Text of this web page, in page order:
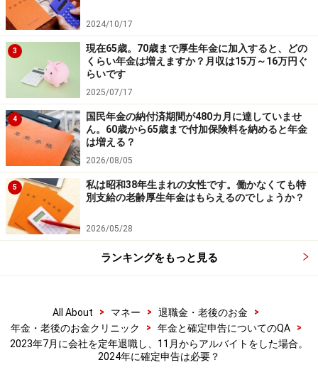
2024/10/17
3
現在65歳。70歳まで厚生年金に加入すると、どの
くらい年金は増えますか？月収は15万～16万円ぐ
らいです
2025/07/17
4
国民年金の納付済期間が480カ月に達していませ
ん。60歳から65歳まで付加保険料を納めると年金
は増える？
2026/08/05
5
私は昭和38年生まれの女性です。働かなくても特
別支給の老齢厚生年金はもらえるのでしょうか？
2026/05/28
ランキングをもっと見る
All About > マネー > 退職金・老後のお金
>
年金・老後のお金クリニック
> 年金と確定申告についてのQA
>
2023年7月に会社を定年退職し、11月からアルバイトをした場合。
2024年に確定申告は必要？